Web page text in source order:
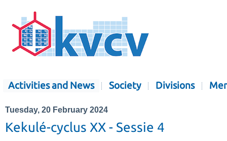
Activities and News Society Divisions
Tuesday, 20 February 2024
Kekulé-cyclus XX - Sessie 4